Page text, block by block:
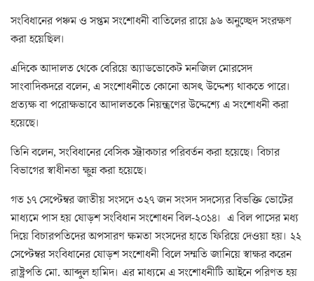
সংবিধানের পঞ্চম ও সপ্তম সংশোধনী বাতিলের রায়ে ৯৬ অনুচ্ছেদ সংরক্ষণ
করা হয়েছিল।
এদিকে আদালত থেকে বেরিয়ে অ্যাডভোকেট মনজিল মোরসেদ
সাংবাদিকদরে বলেন, এ সংশোধনীতে কোনো অসৎ উদ্দেশ্য থাকতে পারে।
প্রত্যক্ষ বা পরোক্ষভাবে আদালতকে নিয়ন্ত্রণের উদ্দেশ্যে এ সংশোধনী করা
হয়েছে।
তিনি বলেন, সংবিধানের বেসিক স্ট্রাকচার পরিবর্তন করা হয়েছে। বিচার
বিভাগের স্বাধীনতা ক্ষুন্ন করা হয়েছে।
গত ১৭ সেপ্টেম্বর জাতীয় সংসদে ৩২৭ জন সংসদ সদস্যের বিভক্তি ভোটের
মাধ্যমে পাস হয় ষোড়শ সংবিধান সংশোধন বিল-২০১৪। এ বিল পাসের মধ্য
দিয়ে বিচারপতিদের অপসারণ ক্ষমতা সংসদের হাতে ফিরিয়ে দেওয়া হয়। ২২
সেপ্টেম্বর সংবিধানের ষোড়শ সংশোধনী বিলে সম্মতি জানিয়ে স্বাক্ষর করেন
রাষ্ট্রপতি মো. আব্দুল হামিদ। এর মাধ্যমে এ সংশোধনীটি আইনে পরিণত হয়